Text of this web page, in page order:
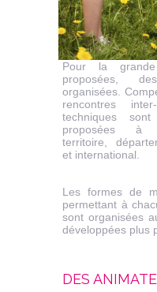
Pour la
proposées,
organisées.
rencontres
techniques
proposées à
territoire,
et international.
Les formes de
permettant à
sont organisées
développées plus
DES